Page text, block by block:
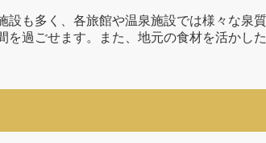
設も多く、各旅館や温泉施設では様々な泉
を過ごせます。また、地元の食材を活かし